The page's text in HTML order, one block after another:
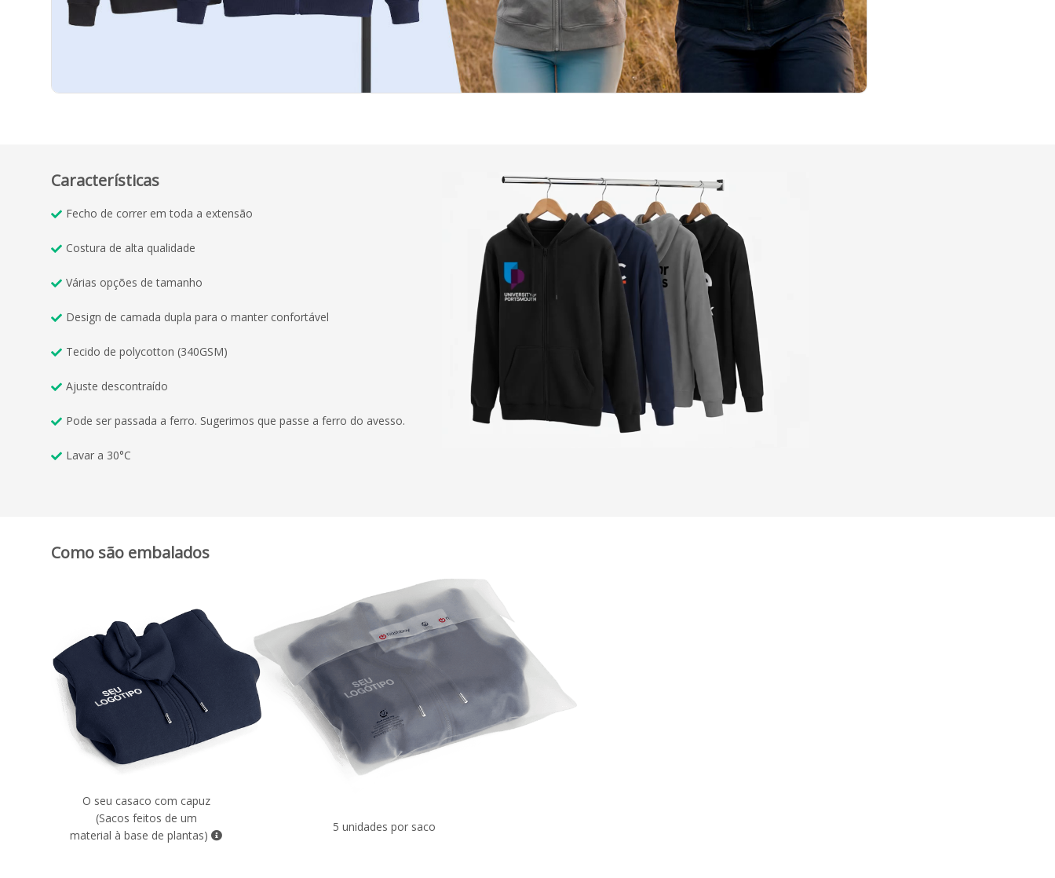
Características
Fecho de correr em toda a extensão
Costura de alta qualidade
Várias opções de tamanho
Design de camada dupla para o manter confortável
Tecido de polycotton (340GSM)
Ajuste descontraído
Pode ser passada a ferro. Sugerimos que passe a ferro do avesso.
Lavar a 30°C
Como são embalados
O seu casaco com capuz
(Sacos feitos de um
material à base de plantas)
5 unidades por saco